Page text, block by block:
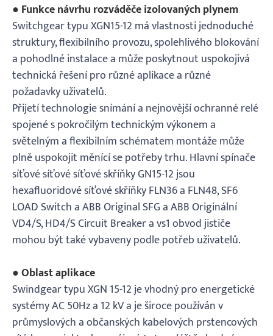
● Funkce návrhu rozváděče izolovaných plynem
Switchgear typu XGN15-12 má vlastnosti jednoduché
struktury, flexibilního provozu, spolehlivého blokování
a pohodlné instalace a může poskytnout uspokojivá
technická řešení pro různé aplikace a různé
požadavky uživatelů.
Přijetí technologie snímání a nejnovější ochranné relé
spojené s pokročilým technickým výkonem a
světelným a flexibilním schématem montáže může
plně uspokojit měnící se potřeby trhu. Hlavní spínače
síťové síťové síťové skříňky GN15-12 jsou
hexafluoridové síťové skříňky FLN36 a FLN48, SF6
LOAD Switch a ABB Original SFG a ABB Originální
VD4/S, HD4/S Circuit Breaker a vs1 obvod jističe
mohou být také vybaveny podle potřeb uživatelů.
● Oblast aplikace
Swindgear typu XGN 15-12 je vhodný pro energetické
systémy AC 50Hz a 12 kV a je široce používán v
průmyslových a občanských kabelových prstencových